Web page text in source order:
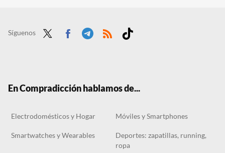
Síguenos
En Compradicción hablamos de...
Electrodomésticos y Hogar Móviles y Smartphones
Smartwatches y Wearables
Deportes: zapatillas, running,
ropa